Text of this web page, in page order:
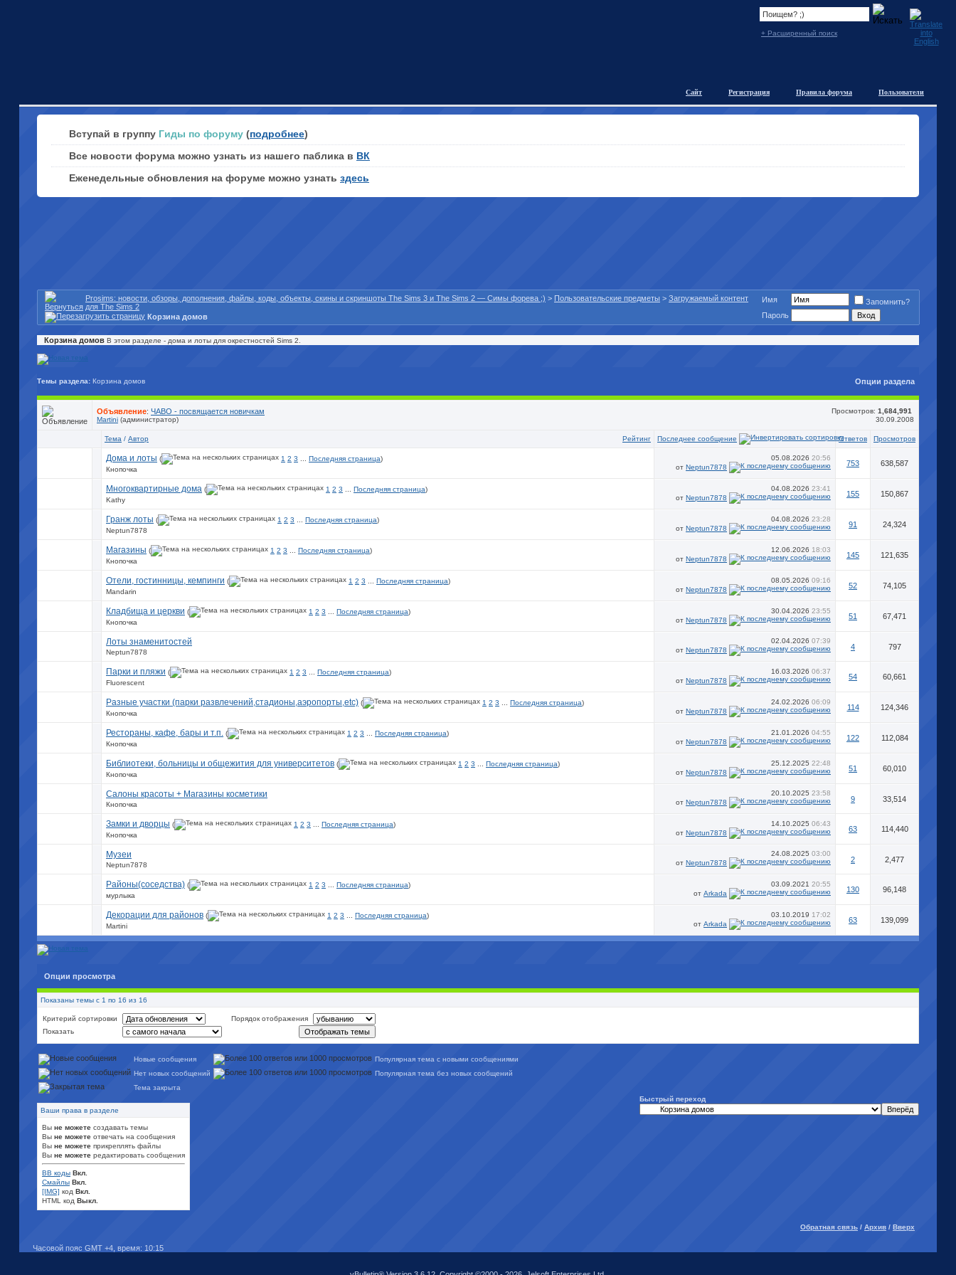
+ Расширенный поиск
Пользователи
Правила форума
Регистрация
Сайт
Вступай в группу Гиды по форуму (подробнее)
Все новости форума можно узнать из нашего паблика в ВК
Еженедельные обновления на форуме можно узнать здесь
Prosims: новости, обзоры, дополнения, файлы, коды, объекты, скины и скриншоты The Sims 3 и The Sims 2 — Симы форева ;) > Пользовательские предметы > Загружаемый контент
для The Sims 2
Корзина домов
Имя
Запомнить?
Пароль
Корзина домов В этом разделе - дома и лоты для окрестностей Sims 2.
Темы раздела: Корзина домов Опции раздела
Просмотров: 1,684,991
Объявление: ЧАВО - посвящается новичкам
30.09.2008
Martini (администратор)
Рейтинг
Тема / Автор Последнее сообщение Ответов Просмотров
Дома и лоты ( 1 2 3 Последняя страница)
Кнопочка
05.08.2026 20:56
от Neptun7878 753 638,587
Многоквартирные дома ( 1 2 3 Последняя страница)
Kathy
04.08.2026 23:41
от Neptun7878 155 150,867
Гранж лоты ( 1 2 3 Последняя страница)
Neptun7878
04.08.2026 23:28
от Neptun7878 91 24,324
Магазины ( 1 2 3 Последняя страница)
Кнопочка
12.06.2026 18:03
от Neptun7878 145 121,635
Отели, гостинницы, кемпинги ( 1 2 3 Последняя страница)
Mandarin
08.05.2026 09:16
от Neptun7878 52 74,105
Кладбища и церкви ( 1 2 3 Последняя страница)
Кнопочка
30.04.2026 23:55
от Neptun7878 51 67,471
Лоты знаменитостей
Neptun7878
02.04.2026 07:39
от Neptun7878 4 797
Парки и пляжи ( 1 2 3 Последняя страница)
Fluorescent
16.03.2026 06:37
от Neptun7878 54 60,661
Разные участки (парки развлечений,стадионы,аэропорты,etc) ( 1 2 3 Последняя страница)
Кнопочка
24.02.2026 06:09
от Neptun7878 114 124,346
Рестораны, кафе, бары и т.п. ( 1 2 3 Последняя страница)
Кнопочка
21.01.2026 04:55
от Neptun7878 122 112,084
Библиотеки, больницы и общежития для университетов ( 1 2 3 Последняя страница)
Кнопочка
25.12.2025 22:48
от Neptun7878 51 60,010
Салоны красоты + Магазины косметики
Кнопочка
20.10.2025 23:58
от Neptun7878 9 33,514
Замки и дворцы ( 1 2 3 Последняя страница)
Кнопочка
14.10.2025 06:43
от Neptun7878 63 114,440
Музеи
Neptun7878
24.08.2025 03:00
от Neptun7878 2 2,477
Районы(соседства) ( 1 2 3 Последняя страница)
мурлыка
03.09.2021 20:55
от Arkada 130 96,148
Декорации для районов ( 1 2 3 Последняя страница)
Martini
03.10.2019 17:02
от Arkada 63 139,099
Опции просмотра
Показаны темы с 1 по 16 из 16
Критерий сортировки
Порядок отображения
Показать
Новые сообщения
Популярная тема с новыми сообщениями
Нет новых сообщений
Популярная тема без новых сообщений
Тема закрыта
Ваши права в разделе
Вы не можете создавать темы
Вы не можете отвечать на сообщения
Вы не можете прикреплять файлы
Вы не можете редактировать сообщения
BB коды Вкл.
Смайлы Вкл.
[IMG] код Вкл.
HTML код Выкл.
Быстрый переход
Обратная связь / Архив / Вверх
Часовой пояс GMT +4, время: 10:15